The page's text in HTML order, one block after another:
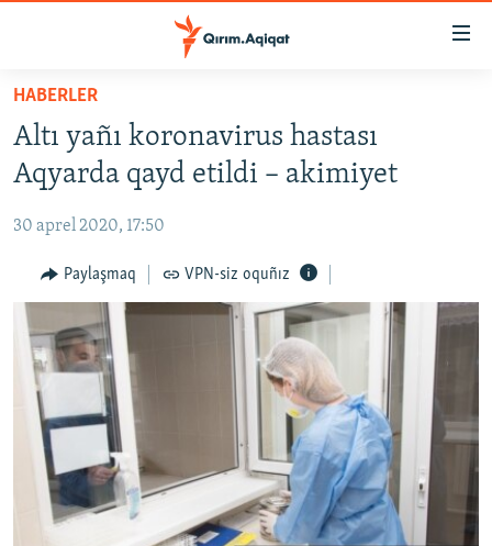
Esas
qaytmaq
Baş
navigatsiyağa
qaytmaq
qaytmaq
HABERLER
SİYASET
İQTİSADİYAT
CEMİYET
MEDENİYET
İNSAN AQLARI
VİDEO
SÜRET
BLOGLAR
FİKİR
Русский
HABERLER
Altı yañı koronavirus hastası
Aqyarda qayd etildi – akimiyet
30 aprel 2020, 17:50
Paylaşmaq VPN-siz oquñız